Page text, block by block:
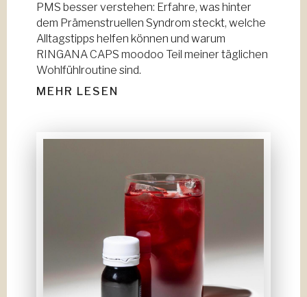
PMS besser verstehen: Erfahre, was hinter
dem Prämenstruellen Syndrom steckt, welche
Alltagstipps helfen können und warum
RINGANA CAPS moodoo Teil meiner täglichen
Wohlfühlroutine sind.
MEHR LESEN